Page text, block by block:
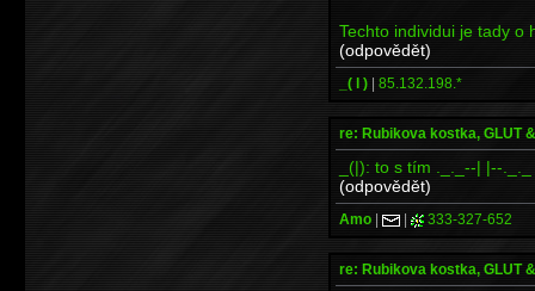
Techto individui je tady o
(odpovědět)
_( l ) | 85.132.198.*
re: Rubikova kostka, GLUT
_(|): to s tím ._._--| |--
(odpovědět)
Amo | | 333-327-652
re: Rubikova kostka, GLUT